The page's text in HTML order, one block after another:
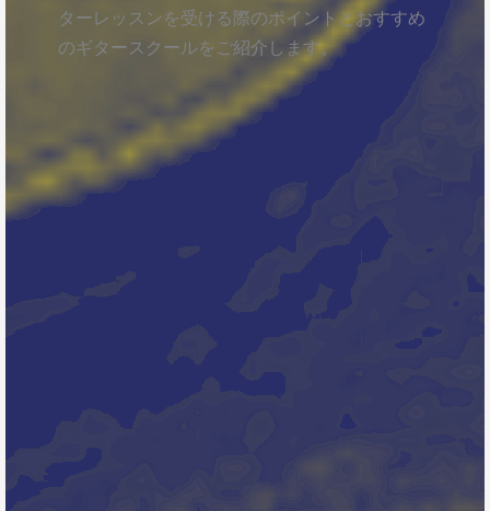
ターレッスンを受ける際のポイントとおすすめ
のギタースクールをご紹介します。